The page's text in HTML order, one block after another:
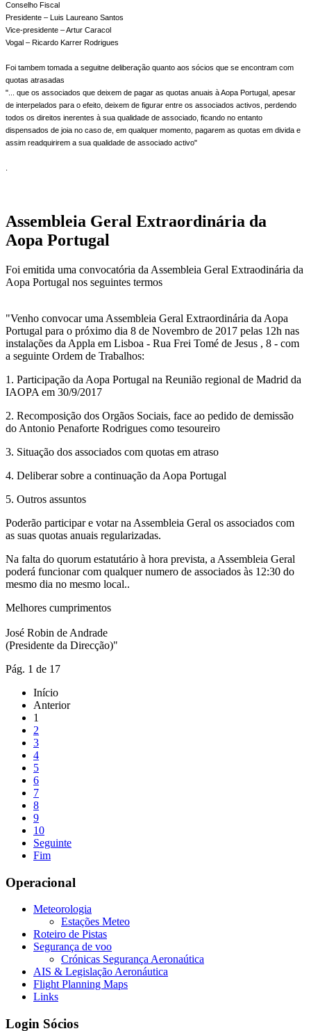
Conselho Fiscal
Presidente – Luis Laureano Santos
Vice-presidente – Artur Caracol
Vogal – Ricardo Karrer Rodrigues
Foi tambem tomada a seguitne deliberação quanto aos sócios que se encontram com
quotas atrasadas
"... que os associados que deixem de pagar as quotas anuais à Aopa Portugal, apesar
de interpelados para o efeito, deixem de figurar entre os associados activos, perdendo
todos os direitos inerentes à sua qualidade de associado, ficando no entanto
dispensados de joia no caso de, em qualquer momento, pagarem as quotas em divida e
assim readquirirem a sua qualidade de associado activo"
Assembleia Geral Extraordinária da
Aopa Portugal
Foi emitida uma convocatória da Assembleia Geral Extraodinária da
Aopa Portugal nos seguintes termos
"Venho convocar uma Assembleia Geral Extraordinária da Aopa
Portugal para o próximo dia 8 de Novembro de 2017 pelas 12h nas
instalações da Appla em Lisboa - Rua Frei Tomé de Jesus , 8 - com
a seguinte Ordem de Trabalhos:
1. Participação da Aopa Portugal na Reunião regional de Madrid da
IAOPA em 30/9/2017
2. Recomposição dos Orgãos Sociais, face ao pedido de demissão
do Antonio Penaforte Rodrigues como tesoureiro
3. Situação dos associados com quotas em atraso
4. Deliberar sobre a continuação da Aopa Portugal
5. Outros assuntos
Poderão participar e votar na Assembleia Geral os associados com
as suas quotas anuais regularizadas.
Na falta do quorum estatutário à hora prevista, a Assembleia Geral
poderá funcionar com qualquer numero de associados às 12:30 do
mesmo dia no mesmo local..
Melhores cumprimentos
José Robin de Andrade
(Presidente da Direcção)"
Pág. 1 de 17
Início
Anterior
1
2
3
4
5
6
7
8
9
10
Seguinte
Fim
Operacional
Meteorologia
Estações Meteo
Roteiro de Pistas
Segurança de voo
Crónicas Segurança Aeronaútica
AIS & Legislação Aeronáutica
Flight Planning Maps
Links
Login Sócios